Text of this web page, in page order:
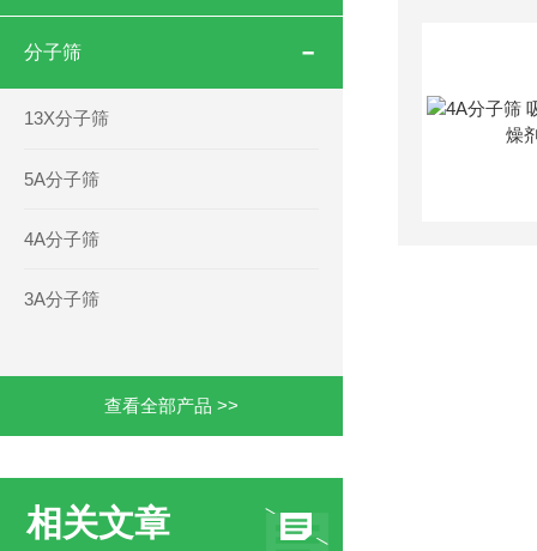
分子筛
13X分子筛
5A分子筛
4A分子筛
3A分子筛
查看全部产品 >>
相关文章